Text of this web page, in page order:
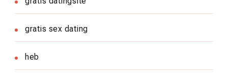
gratis sex dating
heb